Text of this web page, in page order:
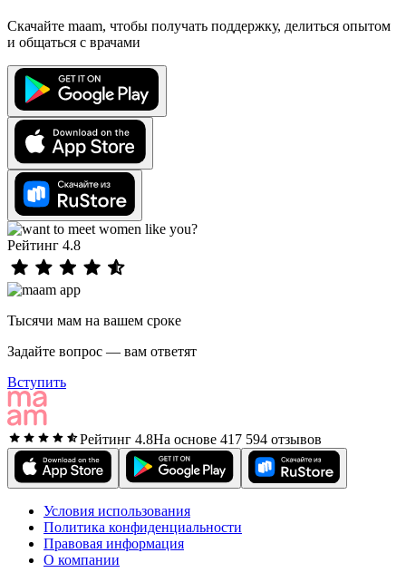
Скачайте maam, чтобы получать поддержку, делиться опытом
и общаться с врачами
Рейтинг 4.8
Тысячи мам на вашем сроке
Задайте вопрос — вам ответят
Вступить
Рейтинг 4.8На основе 417 594 отзывов
Условия использования
Политика конфиденциальности
Правовая информация
О компании